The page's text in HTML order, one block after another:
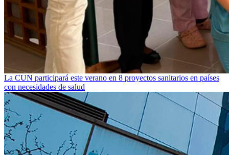
La CUN participará este verano en 8 proyectos sanitarios en países
con necesidades de salud